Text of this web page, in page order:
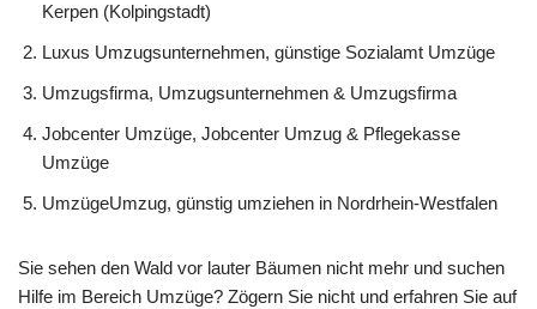
Kerpen (Kolpingstadt)
Luxus Umzugsunternehmen, günstige Sozialamt Umzüge
Umzugsfirma, Umzugsunternehmen & Umzugsfirma
Jobcenter Umzüge, Jobcenter Umzug & Pflegekasse
Umzüge
UmzügeUmzug, günstig umziehen in Nordrhein-Westfalen
Sie sehen den Wald vor lauter Bäumen nicht mehr und suchen
Hilfe im Bereich Umzüge? Zögern Sie nicht und erfahren Sie auf